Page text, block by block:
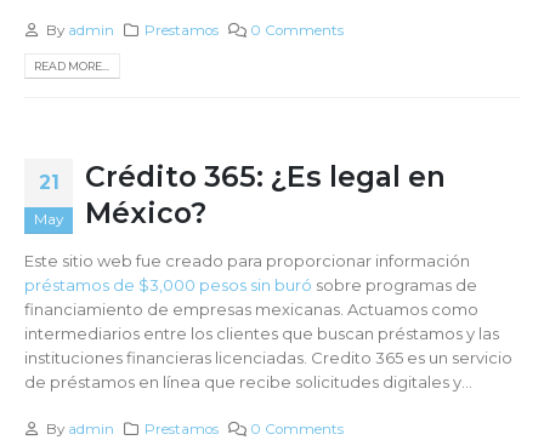
By admin Prestamos 0 Comments
READ MORE...
21
May
Crédito 365: ¿Es legal en
México?
Este sitio web fue creado para proporcionar información
préstamos de $3,000 pesos sin buró sobre programas de
financiamiento de empresas mexicanas. Actuamos como
intermediarios entre los clientes que buscan préstamos y las
instituciones financieras licenciadas. Credito 365 es un servicio
de préstamos en línea que recibe solicitudes digitales y...
By admin Prestamos 0 Comments